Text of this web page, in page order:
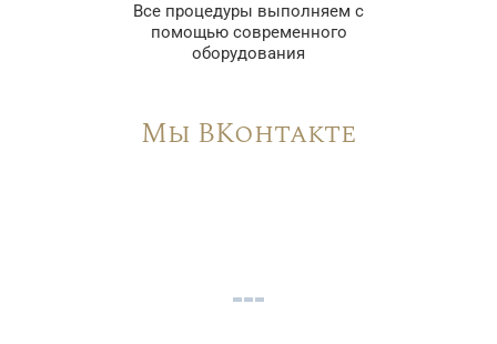
Все процедуры выполняем с
помощью современного
оборудования
Мы ВКонтакте